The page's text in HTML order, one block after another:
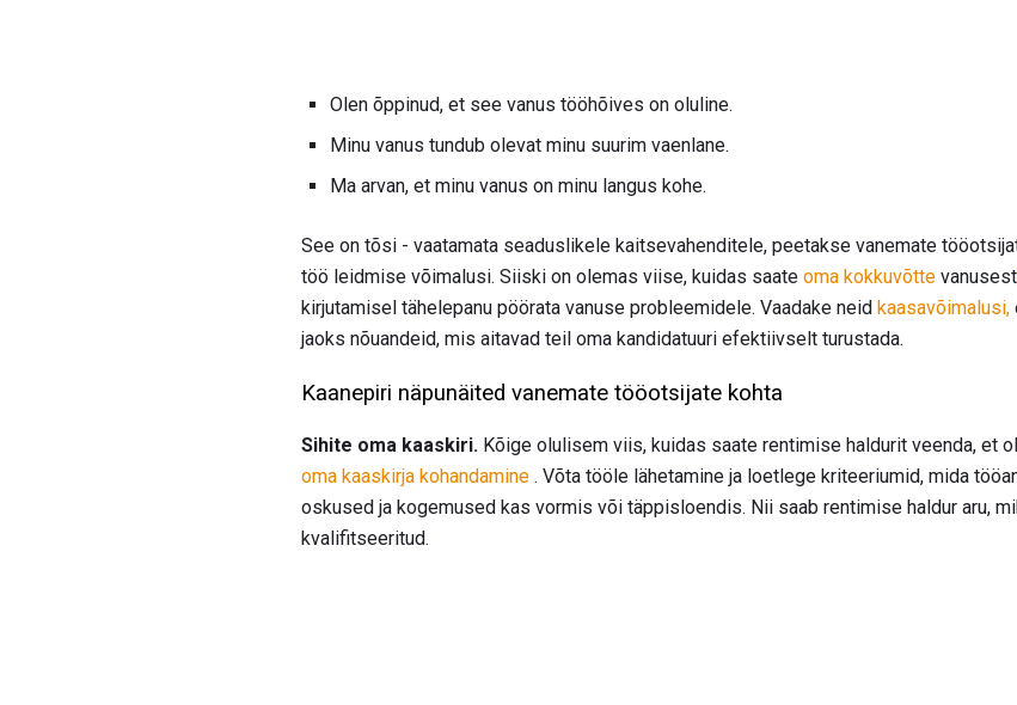
Olen õppinud, et see vanus tööhõives on oluline.
Minu vanus tundub olevat minu suurim vaenlane.
Ma arvan, et minu vanus on minu langus kohe.
See on tõsi - vaatamata seaduslikele kaitsevahenditele, peetakse vanemate
töö leidmise võimalusi. Siiski on olemas viise, kuidas saate oma kokkuvõtte vanusest
kirjutamisel tähelepanu pöörata vanuse probleemidele. Vaadake neid kaasavõimalusi,
jaoks nõuandeid, mis aitavad teil oma kandidatuuri efektiivselt turustada.
Kaanepiri näpunäited vanemate tööotsijate kohta
Sihite oma kaaskiri. Kõige olulisem viis, kuidas saate rentimise haldurit veenda, et
oma kaaskirja kohandamine . Võta tööle lähetamine ja loetlege kriteeriumid, mida
oskused ja kogemused kas vormis või täppisloendis. Nii saab rentimise haldur aru,
kvalifitseeritud.